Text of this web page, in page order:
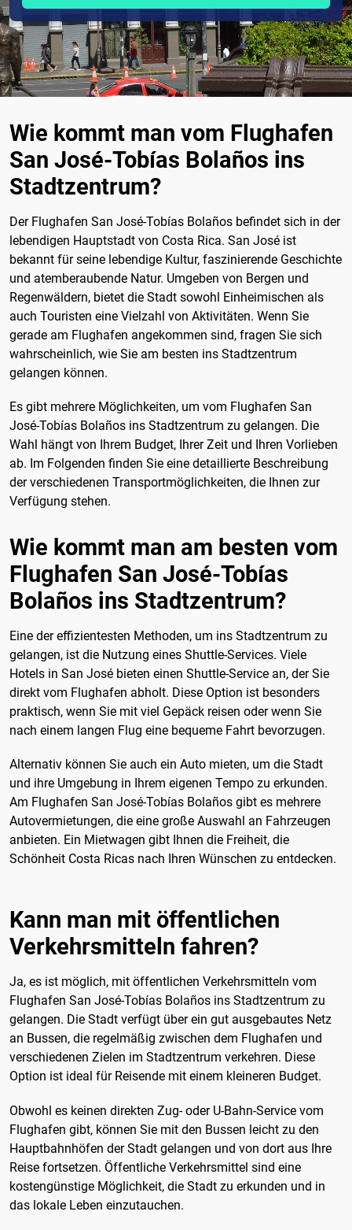
Wie kommt man vom Flughafen
San José-Tobías Bolaños ins
Stadtzentrum?
Der Flughafen San José-Tobías Bolaños befindet sich in der
lebendigen Hauptstadt von Costa Rica. San José ist
bekannt für seine lebendige Kultur, faszinierende Geschichte
und atemberaubende Natur. Umgeben von Bergen und
Regenwäldern, bietet die Stadt sowohl Einheimischen als
auch Touristen eine Vielzahl von Aktivitäten. Wenn Sie
gerade am Flughafen angekommen sind, fragen Sie sich
wahrscheinlich, wie Sie am besten ins Stadtzentrum
gelangen können.
Es gibt mehrere Möglichkeiten, um vom Flughafen San
José-Tobías Bolaños ins Stadtzentrum zu gelangen. Die
Wahl hängt von Ihrem Budget, Ihrer Zeit und Ihren Vorlieben
ab. Im Folgenden finden Sie eine detaillierte Beschreibung
der verschiedenen Transportmöglichkeiten, die Ihnen zur
Verfügung stehen.
Wie kommt man am besten vom
Flughafen San José-Tobías
Bolaños ins Stadtzentrum?
Eine der effizientesten Methoden, um ins Stadtzentrum zu
gelangen, ist die Nutzung eines Shuttle-Services. Viele
Hotels in San José bieten einen Shuttle-Service an, der Sie
direkt vom Flughafen abholt. Diese Option ist besonders
praktisch, wenn Sie mit viel Gepäck reisen oder wenn Sie
nach einem langen Flug eine bequeme Fahrt bevorzugen.
Alternativ können Sie auch ein Auto mieten, um die Stadt
und ihre Umgebung in Ihrem eigenen Tempo zu erkunden.
Am Flughafen San José-Tobías Bolaños gibt es mehrere
Autovermietungen, die eine große Auswahl an Fahrzeugen
anbieten. Ein Mietwagen gibt Ihnen die Freiheit, die
Schönheit Costa Ricas nach Ihren Wünschen zu entdecken.
Kann man mit öffentlichen
Verkehrsmitteln fahren?
Ja, es ist möglich, mit öffentlichen Verkehrsmitteln vom
Flughafen San José-Tobías Bolaños ins Stadtzentrum zu
gelangen. Die Stadt verfügt über ein gut ausgebautes Netz
an Bussen, die regelmäßig zwischen dem Flughafen und
verschiedenen Zielen im Stadtzentrum verkehren. Diese
Option ist ideal für Reisende mit einem kleineren Budget.
Obwohl es keinen direkten Zug- oder U-Bahn-Service vom
Flughafen gibt, können Sie mit den Bussen leicht zu den
Hauptbahnhöfen der Stadt gelangen und von dort aus Ihre
Reise fortsetzen. Öffentliche Verkehrsmittel sind eine
kostengünstige Möglichkeit, die Stadt zu erkunden und in
das lokale Leben einzutauchen.